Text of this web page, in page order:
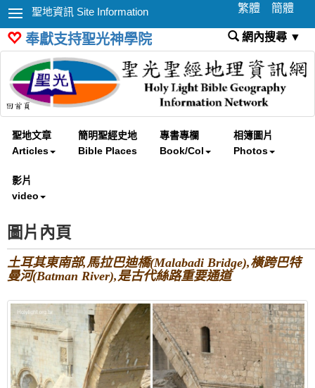
聖地資訊 Site Information 繁體 簡體
奉獻支持聖光神學院 網內搜尋 ▼
聖地文章
Articles
簡明聖經史地
Bible Places
專書專欄
Book/Col
相簿圖片
Photos
影片
video
圖片內頁
土耳其東南部,馬拉巴迪橋(Malabadi Bridge),橫跨巴特
曼河(Batman River),是古代絲路重要通道